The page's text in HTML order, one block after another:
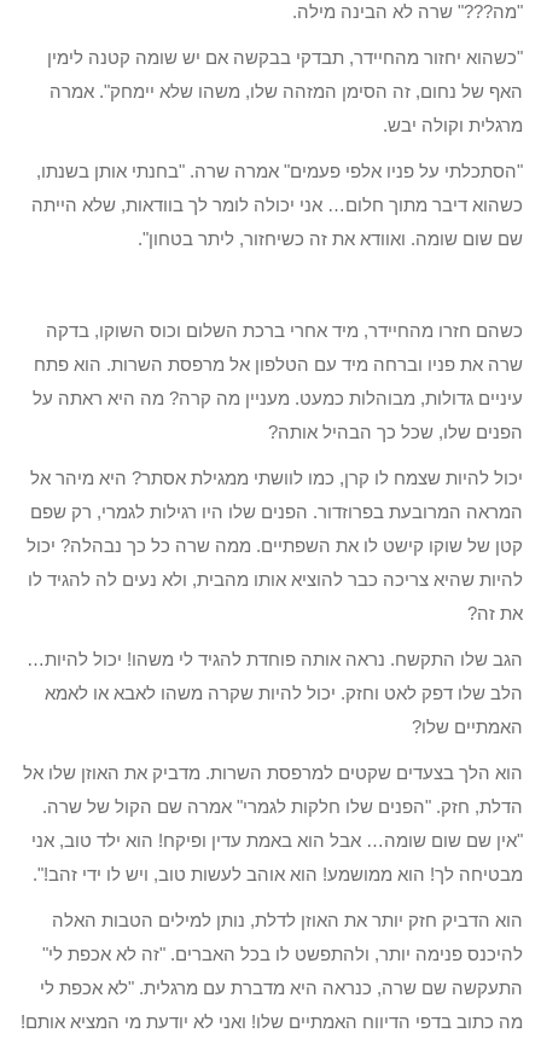
"מה???" שרה לא הבינה מילה.
"כשהוא יחזור מהחיידר, תבדקי בבקשה אם יש שומה קטנה לימין
האף של נחום, זה הסימן המזהה שלו, משהו שלא יימחק". אמרה
מרגלית וקולה יבש.
"הסתכלתי על פניו אלפי פעמים" אמרה שרה. "בחנתי אותן בשנתו,
כשהוא דיבר מתוך חלום… אני יכולה לומר לך בוודאות, שלא הייתה
שם שום שומה. ואוודא את זה כשיחזור, ליתר בטחון".
כשהם חזרו מהחיידר, מיד אחרי ברכת השלום וכוס השוקו, בדקה
שרה את פניו וברחה מיד עם הטלפון אל מרפסת השרות. הוא פתח
עיניים גדולות, מבוהלות כמעט. מעניין מה קרה? מה היא ראתה על
הפנים שלו, שכל כך הבהיל אותה?
יכול להיות שצמח לו קרן, כמו לוושתי ממגילת אסתר? היא מיהר אל
המראה המרובעת בפרוזדור. הפנים שלו היו רגילות לגמרי, רק שפם
קטן של שוקו קישט לו את השפתיים. ממה שרה כל כך נבהלה? יכול
להיות שהיא צריכה כבר להוציא אותו מהבית, ולא נעים לה להגיד לו
את זה?
הגב שלו התקשח. נראה אותה פוחדת להגיד לי משהו! יכול להיות…
הלב שלו דפק לאט וחזק. יכול להיות שקרה משהו לאבא או לאמא
האמתיים שלו?
הוא הלך בצעדים שקטים למרפסת השרות. מדביק את האוזן שלו אל
הדלת, חזק. "הפנים שלו חלקות לגמרי" אמרה שם הקול של שרה.
"אין שם שום שומה… אבל הוא באמת עדין ופיקח! הוא ילד טוב, אני
מבטיחה לך! הוא ממושמע! הוא אוהב לעשות טוב, ויש לו ידי זהב!".
הוא הדביק חזק יותר את האוזן לדלת, נותן למילים הטבות האלה
להיכנס פנימה יותר, ולהתפשט לו בכל האברים. "זה לא אכפת לי"
התעקשה שם שרה, כנראה היא מדברת עם מרגלית. "לא אכפת לי
מה כתוב בדפי הדיווח האמתיים שלו! ואני לא יודעת מי המציא אותם!